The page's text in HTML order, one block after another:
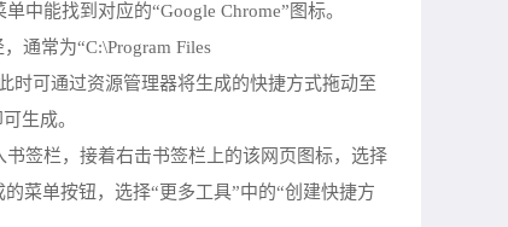
能找到对应的“Google Chrome”图标。
通常为“C:\Program Files
时可通过资源管理器将生成的快捷方式拖动至
生成。
签栏，接着右击书签栏上的该网页图标，选择
菜单按钮，选择“更多工具”中的“创建快捷方